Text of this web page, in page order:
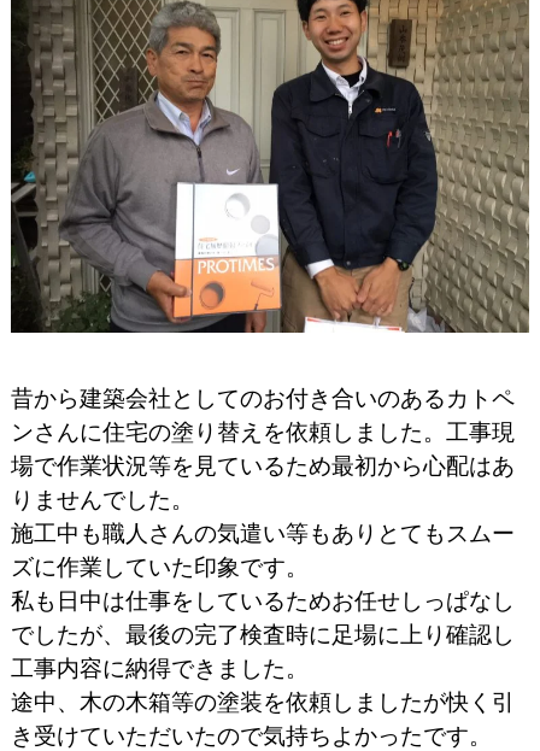
昔から建築会社としてのお付き合いのあるカトペ
ンさんに住宅の塗り替えを依頼しました。工事現
場で作業状況等を見ているため最初から心配はあ
りませんでした。
施工中も職人さんの気遣い等もありとてもスムー
ズに作業していた印象です。
私も日中は仕事をしているためお任せしっぱなし
でしたが、最後の完了検査時に足場に上り確認し
工事内容に納得できました。
途中、木の木箱等の塗装を依頼しましたが快く引
き受けていただいたので気持ちよかったです。